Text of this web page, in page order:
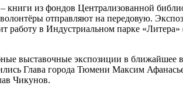
книги из фондов Централизованной
отправляют на передовую.
работу в Индустриальном парке
выставочные экспозиции в ближайшее
Глава города Тюмени Максим
Чикунов.